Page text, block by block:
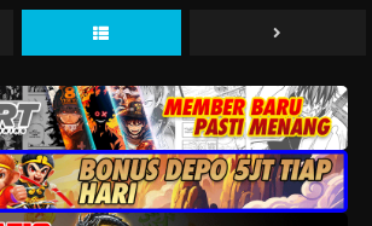
Digimon Beatbreak Episode 27
Digimon Beatbreak Episode 26
Eps 26 - April 11, 2026